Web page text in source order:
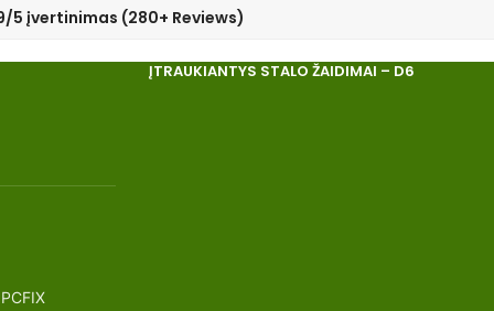
5 įvertinimas (280+ Reviews)
ĮTRAUKIANTYS STALO ŽAIDIMAI – D6